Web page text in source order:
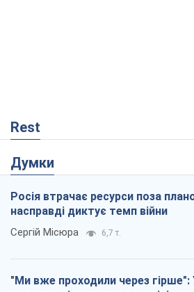
Rest
Думки
Росія втрачає ресурси поза
насправді диктує темп війни
Сергій Місюра 6,7 т.
"Ми вже проходили через гірше":